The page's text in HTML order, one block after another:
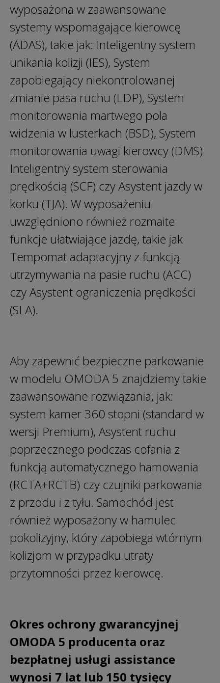
wyposażona w zaawansowane
systemy wspomagające kierowcę
(ADAS), takie jak: Inteligentny system
unikania kolizji (IES), System
zapobiegający niekontrolowanej
zmianie pasa ruchu (LDP), System
monitorowania martwego pola
widzenia w lusterkach (BSD), System
monitorowania uwagi kierowcy (DMS)
Inteligentny system sterowania
prędkością (SCF) czy Asystent jazdy w
korku (TJA). W wyposażeniu
uwzględniono również rozmaite
funkcje ułatwiające jazdę, takie jak
Tempomat adaptacyjny z funkcją
utrzymywania na pasie ruchu (ACC)
czy Asystent ograniczenia prędkości
(SLA).
Aby zapewnić bezpieczne parkowanie
w modelu OMODA 5 znajdziemy takie
zaawansowane rozwiązania, jak:
system kamer 360 stopni (standard w
wersji Premium), Asystent ruchu
poprzecznego podczas cofania z
funkcją automatycznego hamowania
(RCTA+RCTB) czy czujniki parkowania
z przodu i z tyłu. Samochód jest
również wyposażony w hamulec
pokolizyjny, który zapobiega wtórnym
kolizjom w przypadku utraty
przytomności przez kierowcę.
Okres ochrony gwarancyjnej
OMODA 5 producenta oraz
bezpłatnej usługi assistance
wynosi 7 lat lub 150 tysięcy